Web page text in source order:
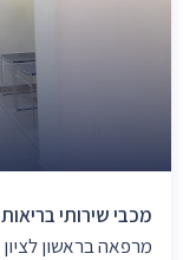
מכבי שירותי בריאות
מרפאה בראשון לציון